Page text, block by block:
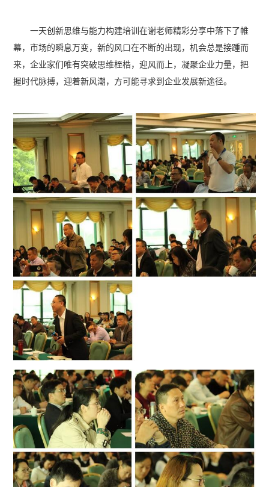
一天创新思维与能力构建培训在谢老师精彩分享中落下了帷
幕，市场的瞬息万变，新的风口在不断的出现，机会总是接踵而
来，企业家们唯有突破思维桎梏，迎风而上，凝聚企业力量，把
握时代脉搏，迎着新风潮，方可能寻求到企业发展新途径。